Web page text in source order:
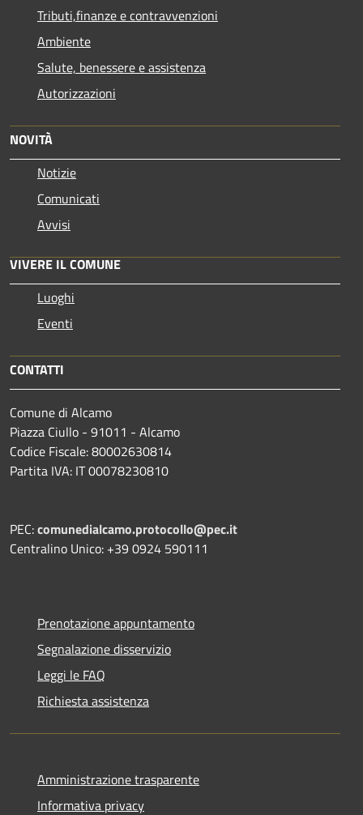
Tributi,finanze e contravvenzioni
Ambiente
Salute, benessere e assistenza
Autorizzazioni
NOVITÀ
Notizie
Comunicati
Avvisi
VIVERE IL COMUNE
Luoghi
Eventi
CONTATTI
Comune di Alcamo
Piazza Ciullo - 91011 - Alcamo
Codice Fiscale: 80002630814
Partita IVA: IT 00078230810
PEC:comunedialcamo.protocollo@pec.it
Centralino Unico: +39 0924 590111
Prenotazione appuntamento
Segnalazione disservizio
Leggi le FAQ
Richiesta assistenza
Amministrazione trasparente
Informativa privacy